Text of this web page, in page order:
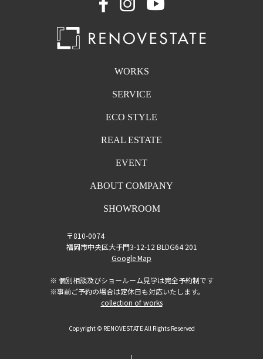
WORKS
SERVICE
ECO STYLE
REAL ESTATE
EVENT
ABOUT COMPANY
SHOWROOM
〒810-0074
福岡市中央区大手門3-12-12 BLDG64 201
Google Map
※ 個別相談及びショールーム見学は完全予約制です
※事前ご予約の場合は定休日も対応いたします。
collection of works
Copyright © RENOVESTATE All Rights Reserved